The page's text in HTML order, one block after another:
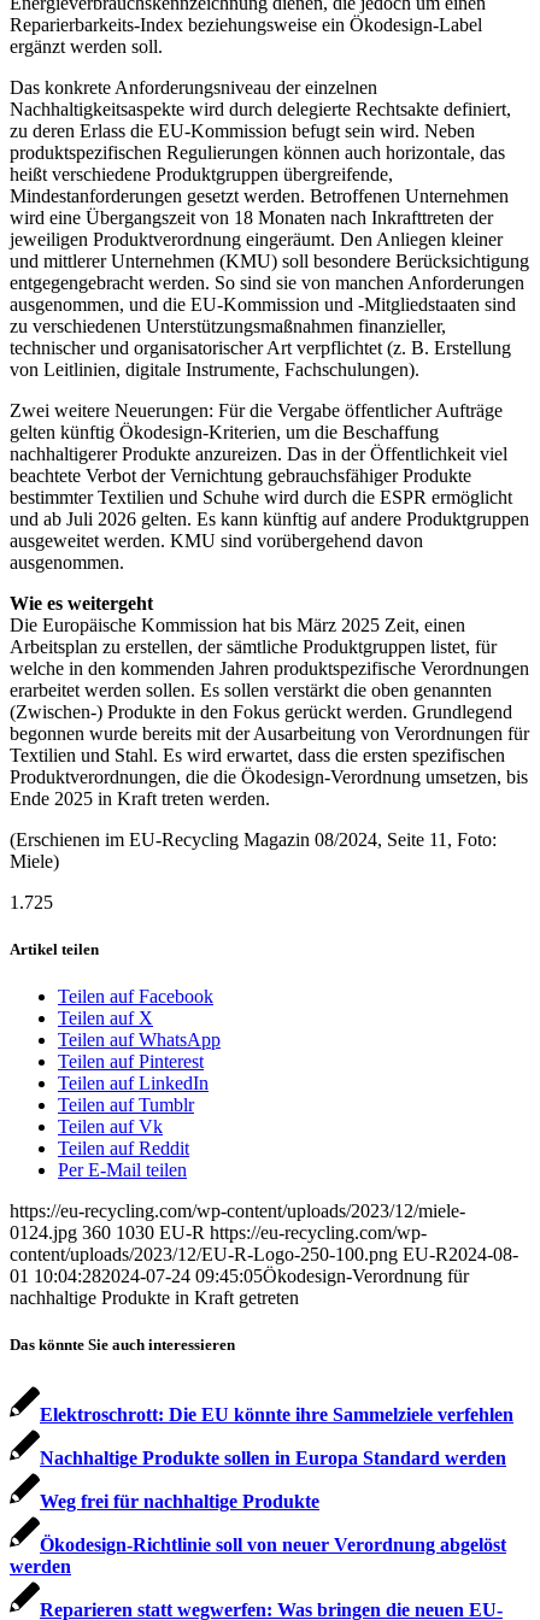
Reparierbarkeits-Index beziehungsweise ein Ökodesign-Label
ergänzt werden soll.
Das konkrete Anforderungsniveau der einzelnen
Nachhaltigkeitsaspekte wird durch delegierte Rechtsakte definiert,
zu deren Erlass die EU-Kommission befugt sein wird. Neben
produktspezifischen Regulierungen können auch horizontale, das
heißt verschiedene Produktgruppen übergreifende,
Mindestanforderungen gesetzt werden. Betroffenen Unternehmen
wird eine Übergangszeit von 18 Monaten nach Inkrafttreten der
jeweiligen Produktverordnung eingeräumt. Den Anliegen kleiner
und mittlerer Unternehmen (KMU) soll besondere Berücksichtigung
entgegengebracht werden. So sind sie von manchen Anforderungen
ausgenommen, und die EU-Kommission und -Mitgliedstaaten sind
zu verschiedenen Unterstützungsmaßnahmen finanzieller,
technischer und organisatorischer Art verpflichtet (z. B. Erstellung
von Leitlinien, digitale Instrumente, Fachschulungen).
Zwei weitere Neuerungen: Für die Vergabe öffentlicher Aufträge
gelten künftig Ökodesign-Kriterien, um die Beschaffung
nachhaltigerer Produkte anzureizen. Das in der Öffentlichkeit viel
beachtete Verbot der Vernichtung gebrauchsfähiger Produkte
bestimmter Textilien und Schuhe wird durch die ESPR ermöglicht
und ab Juli 2026 gelten. Es kann künftig auf andere Produktgruppen
ausgeweitet werden. KMU sind vorübergehend davon
ausgenommen.
Wie es weitergeht
Die Europäische Kommission hat bis März 2025 Zeit, einen
Arbeitsplan zu erstellen, der sämtliche Produktgruppen listet, für
welche in den kommenden Jahren produktspezifische Verordnungen
erarbeitet werden sollen. Es sollen verstärkt die oben genannten
(Zwischen-) Produkte in den Fokus gerückt werden. Grundlegend
begonnen wurde bereits mit der Ausarbeitung von Verordnungen für
Textilien und Stahl. Es wird erwartet, dass die ersten spezifischen
Produktverordnungen, die die Ökodesign-Verordnung umsetzen, bis
Ende 2025 in Kraft treten werden.
(Erschienen im EU-Recycling Magazin 08/2024, Seite 11, Foto:
Miele)
1.725
Artikel teilen
Teilen auf Facebook
Teilen auf X
Teilen auf WhatsApp
Teilen auf Pinterest
Teilen auf LinkedIn
Teilen auf Tumblr
Teilen auf Vk
Teilen auf Reddit
Per E-Mail teilen
https://eu-recycling.com/wp-content/uploads/2023/12/miele-
0124.jpg 360 1030 EU-R https://eu-recycling.com/wp-
content/uploads/2023/12/EU-R-Logo-250-100.png EU-R2024-08-
01 10:04:282024-07-24 09:45:05Ökodesign-Verordnung für
nachhaltige Produkte in Kraft getreten
Das könnte Sie auch interessieren
Elektroschrott: Die EU könnte ihre Sammelziele verfehlen
Nachhaltige Produkte sollen in Europa Standard werden
Weg frei für nachhaltige Produkte
Ökodesign-Richtlinie soll von neuer Verordnung abgelöst
werden
Reparieren statt wegwerfen: Was bringen die neuen EU-